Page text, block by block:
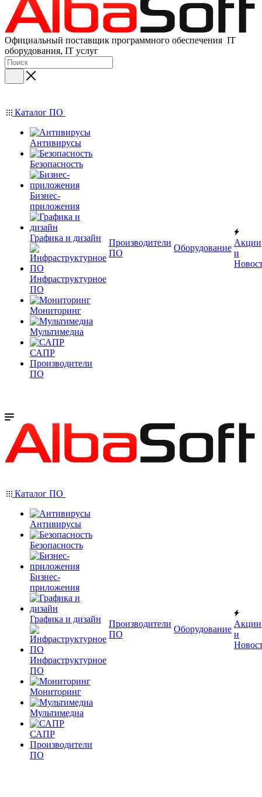
Официальный поставщик программного обеспечения IT
оборудования, IT услуг
Каталог ПО
Антивирусы
Безопасность
Бизнес-
приложения
Графика и дизайн
Инфраструктурное
ПО
Мониторинг
Мультимедиа
САПР
Производители
ПО
Производители
ПО
Оборудование
Акции
и
Каталог ПО
Антивирусы
Безопасность
Бизнес-
приложения
Графика и дизайн
Инфраструктурное
ПО
Мониторинг
Мультимедиа
САПР
Производители
ПО
Производители
ПО
Оборудование
Акции
и